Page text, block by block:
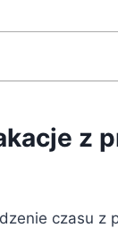
z
czasu z